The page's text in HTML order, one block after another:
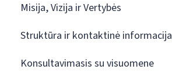
Misija, Vizija ir Vertybės
Struktūra ir kontaktinė informacija
Konsultavimasis su visuomene